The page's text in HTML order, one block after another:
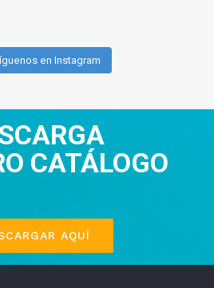
en Instagram
CATÁLOGO
AQUÍ